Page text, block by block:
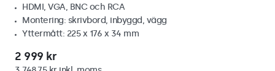
HDMI, VGA, BNC och RCA
Montering: skrivbord, inbyggd, vägg
Yttermått: 225 x 176 x 34 mm
2 999 kr